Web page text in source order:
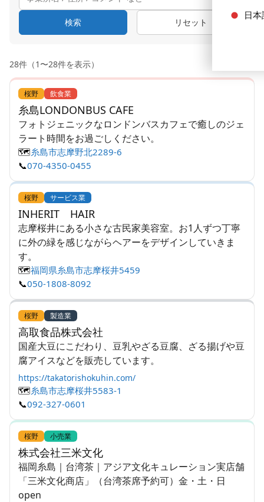
日
検索 リセット
28件（1〜28件を表示）
桜野 飲食業
糸島LONDONBUS CAFE
フォトジェニックなロンドンバスカフェで癒しのジェ
ラート時間をお過ごしください。
🗺️糸島市志摩野北2289-6
📞070-4350-0455
桜野 サービス業
INHERIT HAIR
志摩桜井にある小さな古民家美容室。お1人ずつ丁寧
に外の緑を感じながらヘアーをデザインしていきま
す。
🗺️福岡県糸島市志摩桜井5459
📞050-1808-8092
桜野 製造業
高取食品株式会社
国産大豆にこだわり、豆乳やざる豆腐、ざる揚げや豆
腐アイスなどを販売しています。
https://takatorishokuhin.com/
🗺️糸島市志摩桜井5583-1
📞092-327-0601
桜野 小売業
株式会社三米文化
福岡糸島｜台湾茶｜アジア文化キュレーション実店舗
「三米文化商店」（台湾茶席予約可）金・土・日
open